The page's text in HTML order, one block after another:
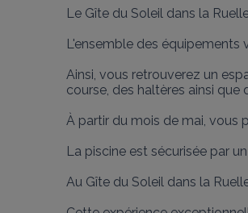
Le Gîte du Soleil dans la
L'ensemble des
Ainsi, vous retrouverez un
course, des haltères ainsi
À partir du mois de mai, vous
La piscine est sécurisée par
Au Gîte du Soleil dans la